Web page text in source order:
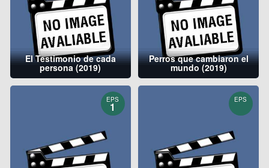
El Testimonio de cada
persona (2019)
Perros que cambiaron el
mundo (2019)
EPS
1
EPS